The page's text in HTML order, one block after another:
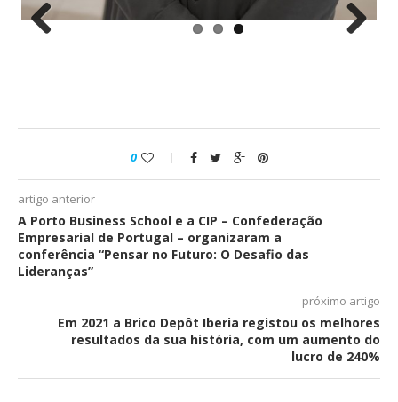
0
artigo anterior
A Porto Business School e a CIP – Confederação
Empresarial de Portugal – organizaram a
conferência “Pensar no Futuro: O Desafio das
Lideranças”
próximo artigo
Em 2021 a Brico Depôt Iberia registou os melhores
resultados da sua história, com um aumento do
lucro de 240%